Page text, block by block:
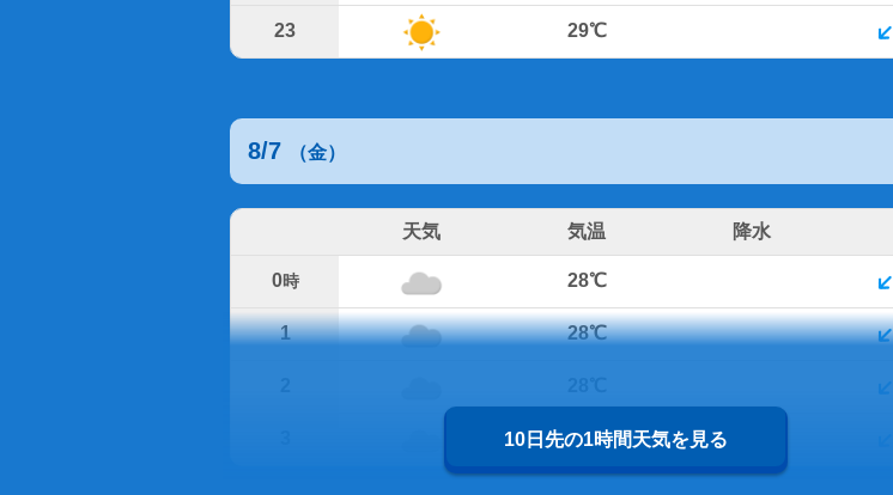
23 29℃
8/7 （金）
天気 気温 降水
0時 28℃
1 28℃
27℃
10日先の1時間天気を見る